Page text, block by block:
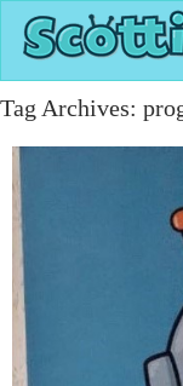
Tag Archives: